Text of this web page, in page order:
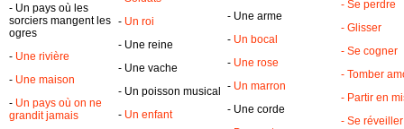
- Un pays où les
sorciers mangent les
ogres
- Une rivière
- Une maison
- Un pays où on ne
grandit jamais
- Un roi
- Une reine
- Une vache
- Un poisson musical
- Un enfant
- Une arme
- Un bocal
- Une rose
- Un marron
- Une corde
- Se perdre
- Glisser
- Se cogner
- Tomber
- Partir en
- Se réveiller